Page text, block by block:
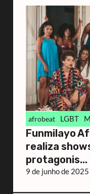
afrobeat LGBT
Funmilayo
realiza
protagonis...
9 de junho de 2025